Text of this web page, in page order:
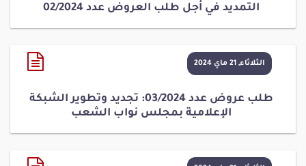
التمديد في أجل طلب العروض عدد 02/2024
الثلاثاء, 21 ماي 2024
طلب عروض عدد 03/2024: تجديد وتطوير الشبكة
الإعلامية بمجلس نواب الشعب